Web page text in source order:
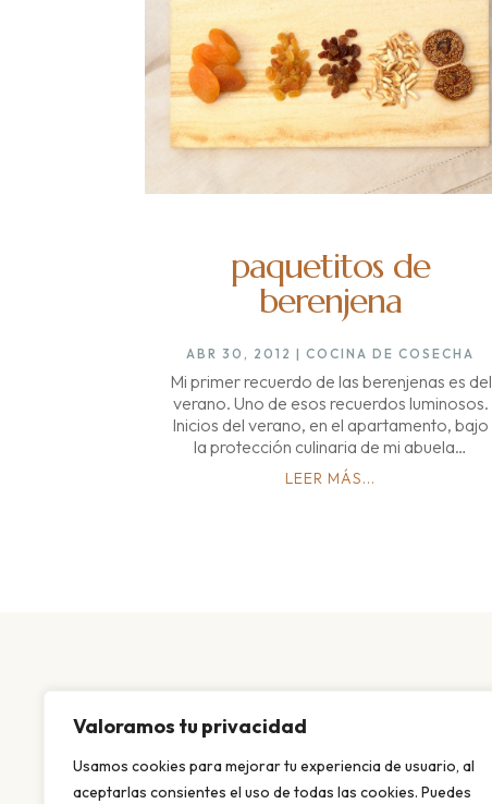
Valoramos tu privacidad
Usamos cookies para mejorar tu experiencia de usuario, al
aceptarlas consientes el uso de todas las cookies. Puedes
paquetitos de
berenjena
ABR 30, 2012 |COCINA DE COSECHA
Mi primer recuerdo de las berenjenas es del
verano. Uno de esos recuerdos luminosos.
Inicios del verano, en el apartamento, bajo
la protección culinaria de mi abuela…
LEER MÁS...